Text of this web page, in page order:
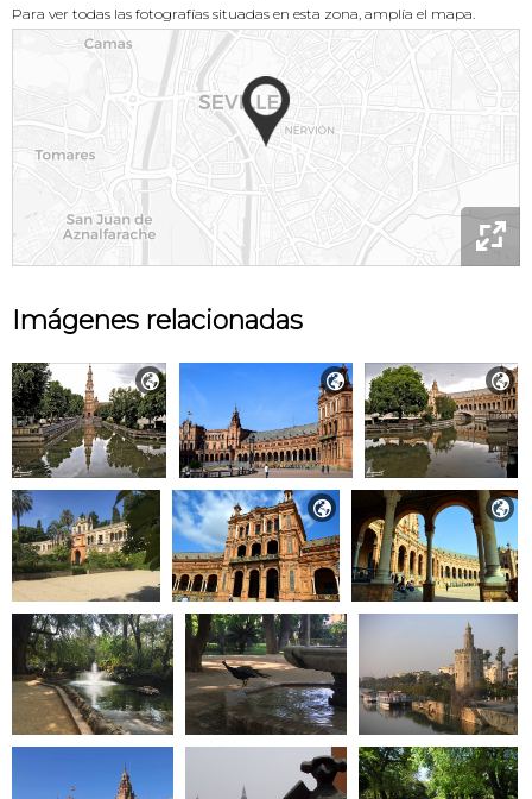
Para ver todas las fotografías situadas en esta zona, amplía el mapa.

Imágenes relacionadas
  
 